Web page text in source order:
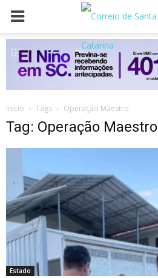
Inicio Tags Operação Maestro
Tag: Operação Maestro
Estado